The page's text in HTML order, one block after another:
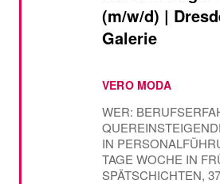
(m/w/d) |
Galerie
VERO MODA
WER:
IN
TAGE WOCHE IN
SPÄTSCHICHTEN,